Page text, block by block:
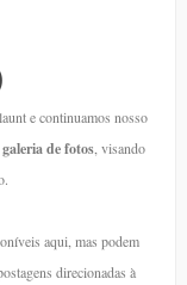
e continuamos nosso
galeria de fotos , visando
aqui, mas podem
direcionadas à